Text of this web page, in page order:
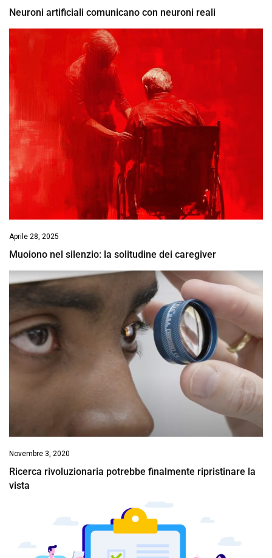
Neuroni artificiali comunicano con neuroni reali
Aprile 28, 2025
Muoiono nel silenzio: la solitudine dei caregiver
Novembre 3, 2020
Ricerca rivoluzionaria potrebbe finalmente ripristinare la
vista